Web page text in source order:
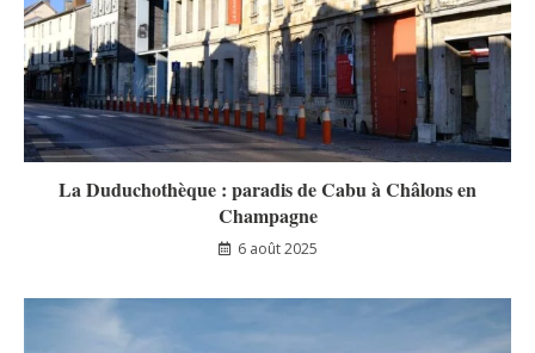
La Duduchothèque : paradis de Cabu à Châlons en
Champagne
6 août 2025